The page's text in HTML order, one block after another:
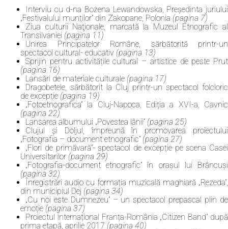
Interviu cu d-na Bożena Lewandowska, Președinta juriului
„Festivalului munților” din Zakopane, Polonia (pagina 7)
Ziua culturii Naţionale, marcată la Muzeul Etnografic al
Transilvaniei (pagina 11)
Unirea Principatelor Române, sărbătorită printr-un
spectacol cultural- educativ (pagina 13)
Sprijin pentru activitățile cultural – artistice de peste Prut
(pagina 16)
Lansări de materiale culturale (pagina 17)
Dragobetele, sărbătorit la Cluj printr-un spectacol folcloric
de excepție (pagina 19)
„Fotoetnografica” la Cluj-Napoca, Ediția a XVI-a, Cavnic
(pagina 22)
Lansarea albumului „Povestea lânii” (pagina 25)
Clujul și Doljul, împreună în promovarea proiectului
„Fotografia – document etnografic” (pagina 27)
„Flori de primăvară”- spectacol de excepție pe scena Casei
Universitarilor (pagina 29)
„Fotografia-document etnografic” în orașul lui Brâncuși
(pagina 32)
Înregistrări audio cu formația muzicală maghiară „Rezeda”,
din municipiul Dej (pagina 34)
„Cu noi este Dumnezeu” – un spectacol prepascal plin de
emoție (pagina 37)
Proiectul internațional Franța-România „Citizen Band” după
prima etapă, aprilie 2017 (pagina 40)